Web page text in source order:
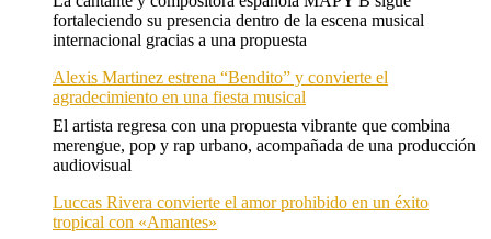
fortaleciendo su presencia dentro de la escena musical
internacional gracias a una propuesta
Alexis Martinez estrena “Bendito” y convierte el
agradecimiento en una fiesta musical
El artista regresa con una propuesta vibrante que combina
merengue, pop y rap urbano, acompañada de una producción
audiovisual
Luccas Rivera convierte el amor prohibido en un éxito
tropical con «Amantes»